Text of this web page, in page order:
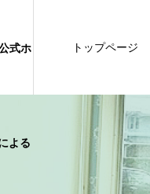
トップページ